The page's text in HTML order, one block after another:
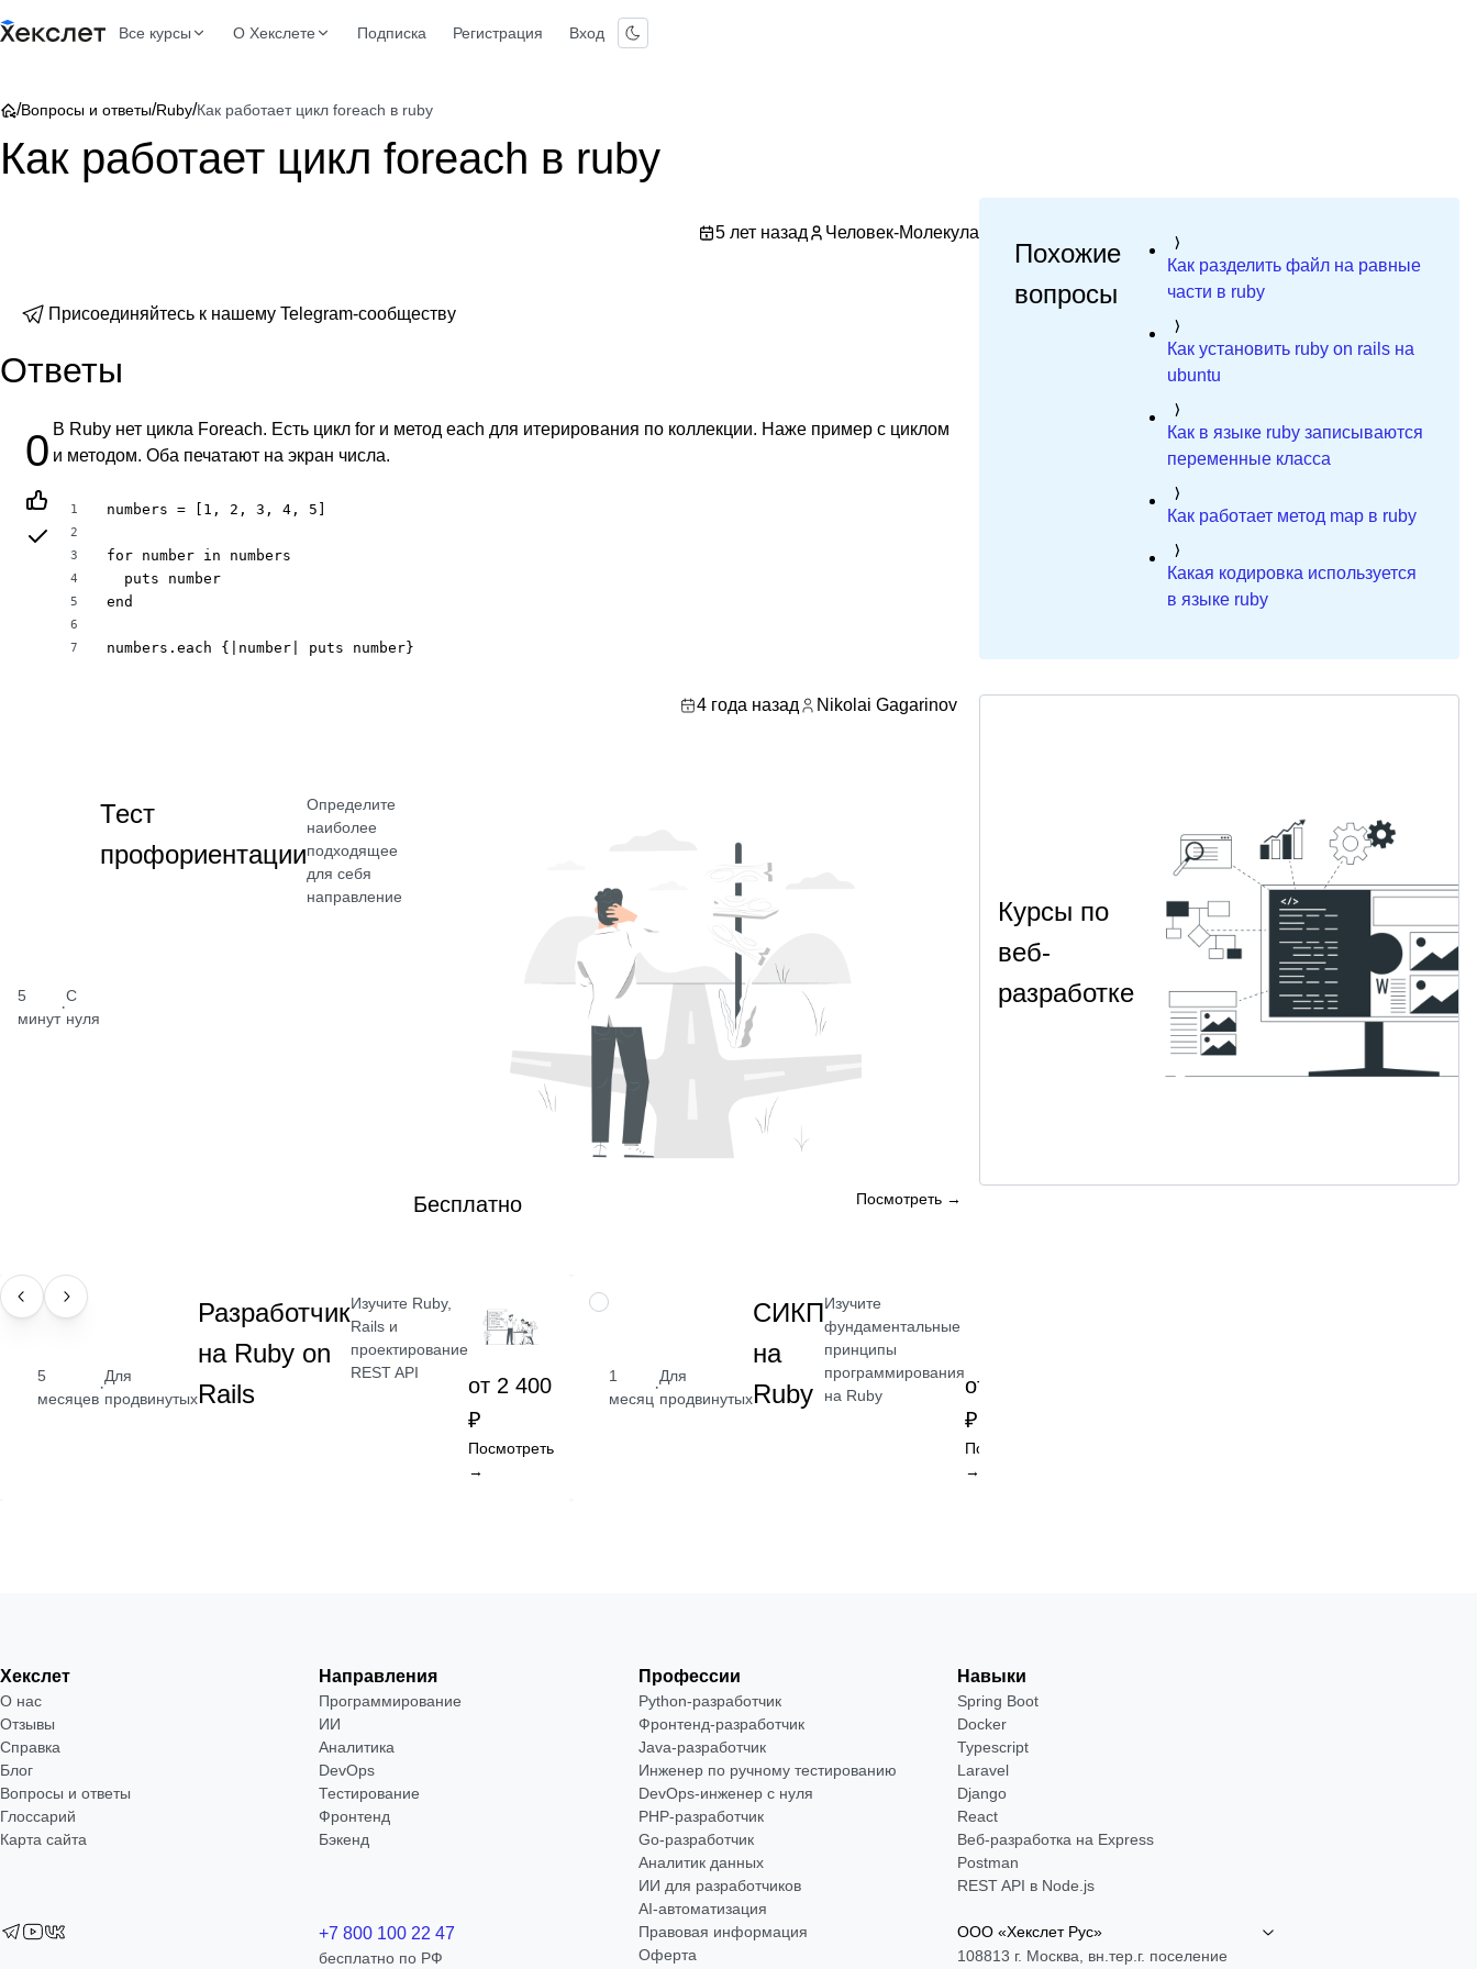
Все курсы О Хекслете Подписка Регистрация Вход
/Вопросы и ответы/Ruby/Как работает цикл foreach в ruby
Как работает цикл foreach в ruby
5 лет назад Человек-Молекула
Присоединяйтесь к нашему Telegram-сообществу
Ответы
0 В Ruby нет цикла Foreach. Есть цикл for и метод each для итерирования по коллекции. Наже пример с циклом
и методом. Оба печатают на экран числа.
1
2
3
4
5
6
7
numbers = [1, 2, 3, 4, 5]
for number in numbers
  puts number
end
numbers.each {|number| puts number}
4 года назад Nikolai Gagarinov
5
минут
·
С
нуля
Тест
профориентации
Определите
наиболее
подходящее
для себя
направление
Бесплатно Посмотреть →
ПРОФЕССИЯ
5
месяцев
·
Для
продвинутых
Разработчик
на Ruby on
Rails
Изучите Ruby,
Rails и
проектирование
REST API
от 2 400
₽
Посмотреть
→
НАВЫК
1
месяц
·
Для
продвинутых
СИКП
на
Ruby
Изучите
фундаментальные
принципы
программирования
на Ruby
от 2 400
₽
Посмотреть
→
Похожие
вопросы
Как разделить файл на равные
части в ruby
Как установить ruby on rails на
ubuntu
Как в языке ruby записываются
переменные класса
Как работает метод map в ruby
Какая кодировка используется
в языке ruby
Курсы по
веб-
разработке
Хекслет
О нас
Отзывы
Справка
Блог
Вопросы и ответы
Глоссарий
Карта сайта
Направления
Программирование
ИИ
Аналитика
DevOps
Тестирование
Фронтенд
Бэкенд
Профессии
Python-разработчик
Фронтенд-разработчик
Java-разработчик
Инженер по ручному тестированию
DevOps-инженер с нуля
РНР-разработчик
Go-разработчик
Аналитик данных
ИИ для разработчиков
AI-автоматизация
Навыки
Spring Boot
Docker
Typescript
Laravel
Django
React
Веб-разработка на Express
Postman
REST API в Node.js
+7 800 100 22 47
бесплатно по РФ
Правовая информация
Оферта
ООО «Хекслет Рус»
108813 г. Москва, вн.тер.г. поселение